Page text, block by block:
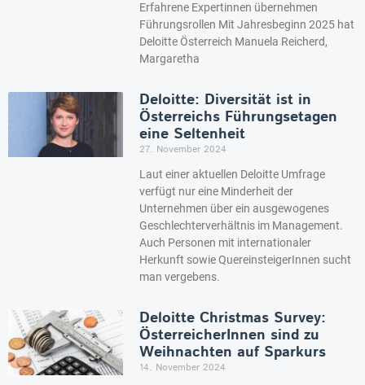
Erfahrene Expertinnen übernehmen
Führungsrollen Mit Jahresbeginn 2025 hat
Deloitte Österreich Manuela Reicherd,
Margaretha
Deloitte: Diversität ist in
Österreichs Führungsetagen
eine Seltenheit
27. November 2024
Laut einer aktuellen Deloitte Umfrage
verfügt nur eine Minderheit der
Unternehmen über ein ausgewogenes
Geschlechterverhältnis im Management.
Auch Personen mit internationaler
Herkunft sowie QuereinsteigerInnen sucht
man vergebens.
Deloitte Christmas Survey:
ÖsterreicherInnen sind zu
Weihnachten auf Sparkurs
14. November 2024